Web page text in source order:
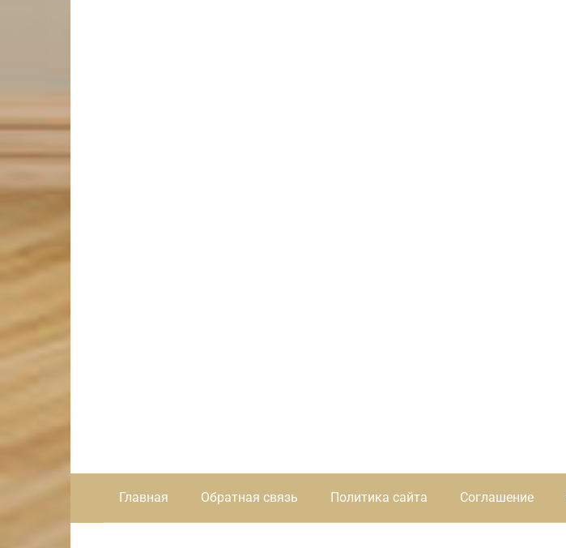
Главная Обратная связь Политика сайта Соглашение